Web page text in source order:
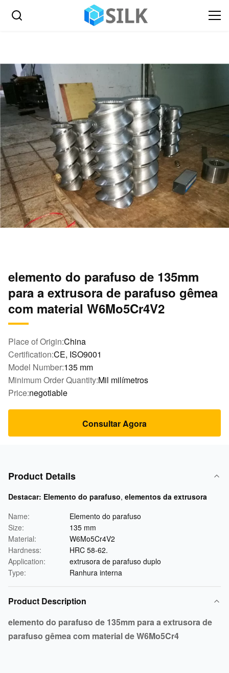
elemento do parafuso de 135mm
para a extrusora de parafuso gêmea
com material W6Mo5Cr4V2
Place of Origin:China
Certification:CE, ISO9001
Model Number:135 mm
Minimum Order Quantity:Mil milímetros
Price:negotiable
Consultar Agora
Product Details
Destacar: Elemento do parafuso, elementos da extrusora
Name:
Elemento do parafuso
Size:
135 mm
Material:
W6Mo5Cr4V2
Hardness:
HRC 58-62.
Application:
extrusora de parafuso duplo
Type:
Ranhura interna
Product Description
elemento do parafuso de 135mm para a extrusora de
parafuso gêmea com material de W6Mo5Cr4